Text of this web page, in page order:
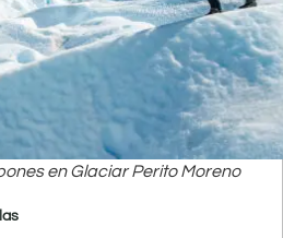
en Glaciar Perito Moreno